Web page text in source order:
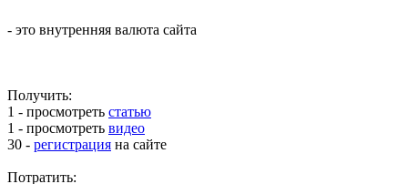
- это внутренняя валюта сайта
Получить:
1 - просмотреть статью
1 - просмотреть видео
30 - регистрация на сайте
Потратить: